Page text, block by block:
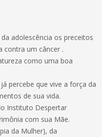
adolescência os preceitos
contra um câncer .
como uma boa
percebe que vive a força da
de sua vida.
Instituto Despertar
com sua Mãe.
da Mulher), da